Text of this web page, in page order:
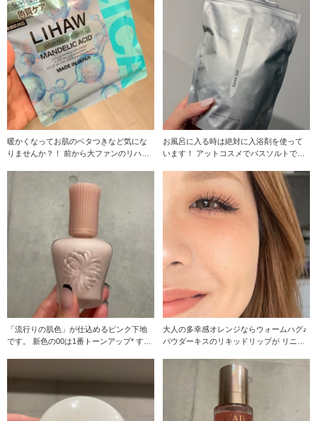
暖かくなってお肌のベタつきなど気にな
りませんか？！ 前から大ファンのリハウ
お風呂に入る時は絶対に入浴剤を使って
います！ アットコスメでバスソルトで調
「流行りの肌色」が仕込めるピンク下地
です。 新色の00は1番トーンアップ* する
大人の多幸感オレンジならウォームハグ♪
パウダーキスのリキッドリップが リニュ